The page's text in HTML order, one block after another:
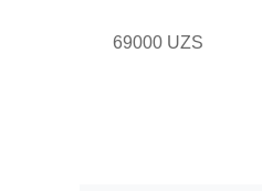
69000 UZS